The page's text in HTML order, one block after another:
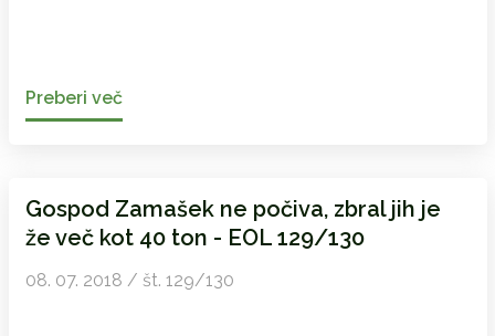
Preberi več
Gospod Zamašek ne počiva, zbral jih je
že več kot 40 ton - EOL 129/130
08. 07. 2018 / št. 129/130